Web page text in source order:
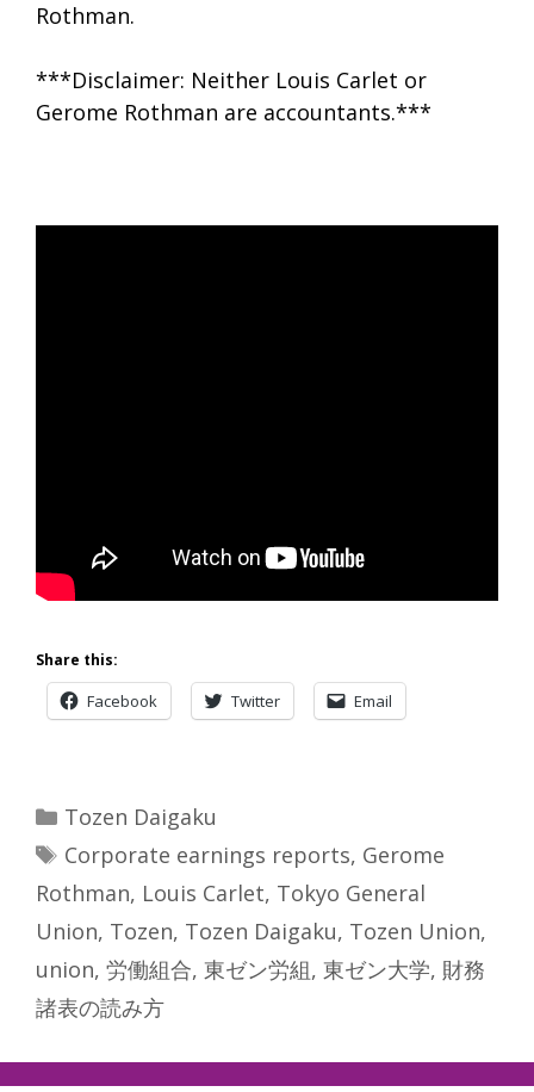
Rothman.
***Disclaimer: Neither Louis Carlet or
Gerome Rothman are accountants.***
Share this:
Facebook Twitter Email
Categories
Tozen Daigaku
Tags
Corporate earnings reports, Gerome
Rothman, Louis Carlet, Tokyo General
Union, Tozen, Tozen Daigaku, Tozen Union,
union, 労働組合, 東ゼン労組, 東ゼン大学, 財務
諸表の読み方